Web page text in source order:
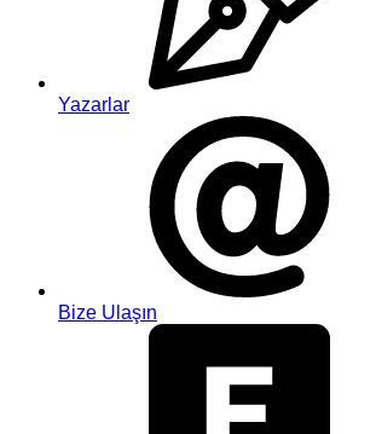
Yazarlar
Bize Ulaşın